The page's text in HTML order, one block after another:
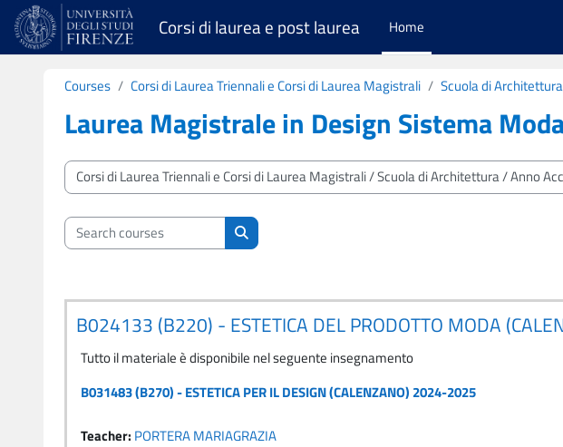
Skip to main content
Corsi di laurea e post laurea Home
Courses Corsi di Laurea Triennali e Corsi di Laurea Magistrali Scuola di Architettura
Laurea Magistrale in Design Sistema
Course categories
Search courses
Search courses
B024133 (B220) - ESTETICA DEL PRODOTTO MODA
Tutto il materiale è disponibile nel seguente insegnamento
B031483 (B270) - ESTETICA PER IL DESIGN (CALENZANO) 2024-2025
Teacher: PORTERA MARIAGRAZIA